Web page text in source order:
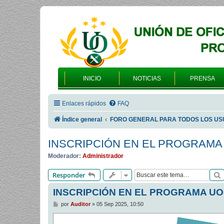
INICIO NOTICIAS PRENSA
Enlaces rápidos FAQ
Índice general FORO GENERAL PARA TODOS LOS
INSCRIPCIÓN EN EL
Moderador: Administrador
Responder
INSCRIPCIÓN EN EL PROGRAMA
M
por Auditor» 05 Sep 2025, 10:50